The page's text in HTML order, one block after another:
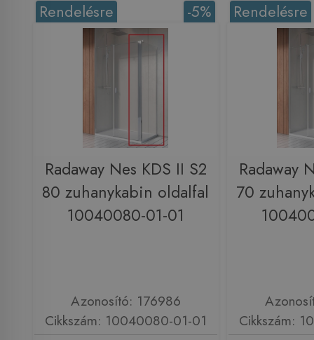
-5%
Rendelésre
Radaway Nes KDS II S2
80 zuhanykabin oldalfal
10040080-01-01
Azonosító: 176986
Cikkszám: 10040080-01-01
Rendelésre
Radaway
70
Cikkszám: